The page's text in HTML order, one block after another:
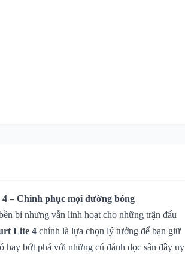
– Chinh phục mọi đường bóng
bỉ nhưng vẫn linh hoạt cho những trận đấu
Lite 4 chính là lựa chọn lý tưởng để bạn giữ
hay bứt phá với những cú đánh dọc sân đầy uy